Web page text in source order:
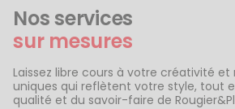
Nos services
sur mesures
Laissez libre cours à votre créativité et
uniques qui reflètent votre style, tout
qualité et du savoir-faire de